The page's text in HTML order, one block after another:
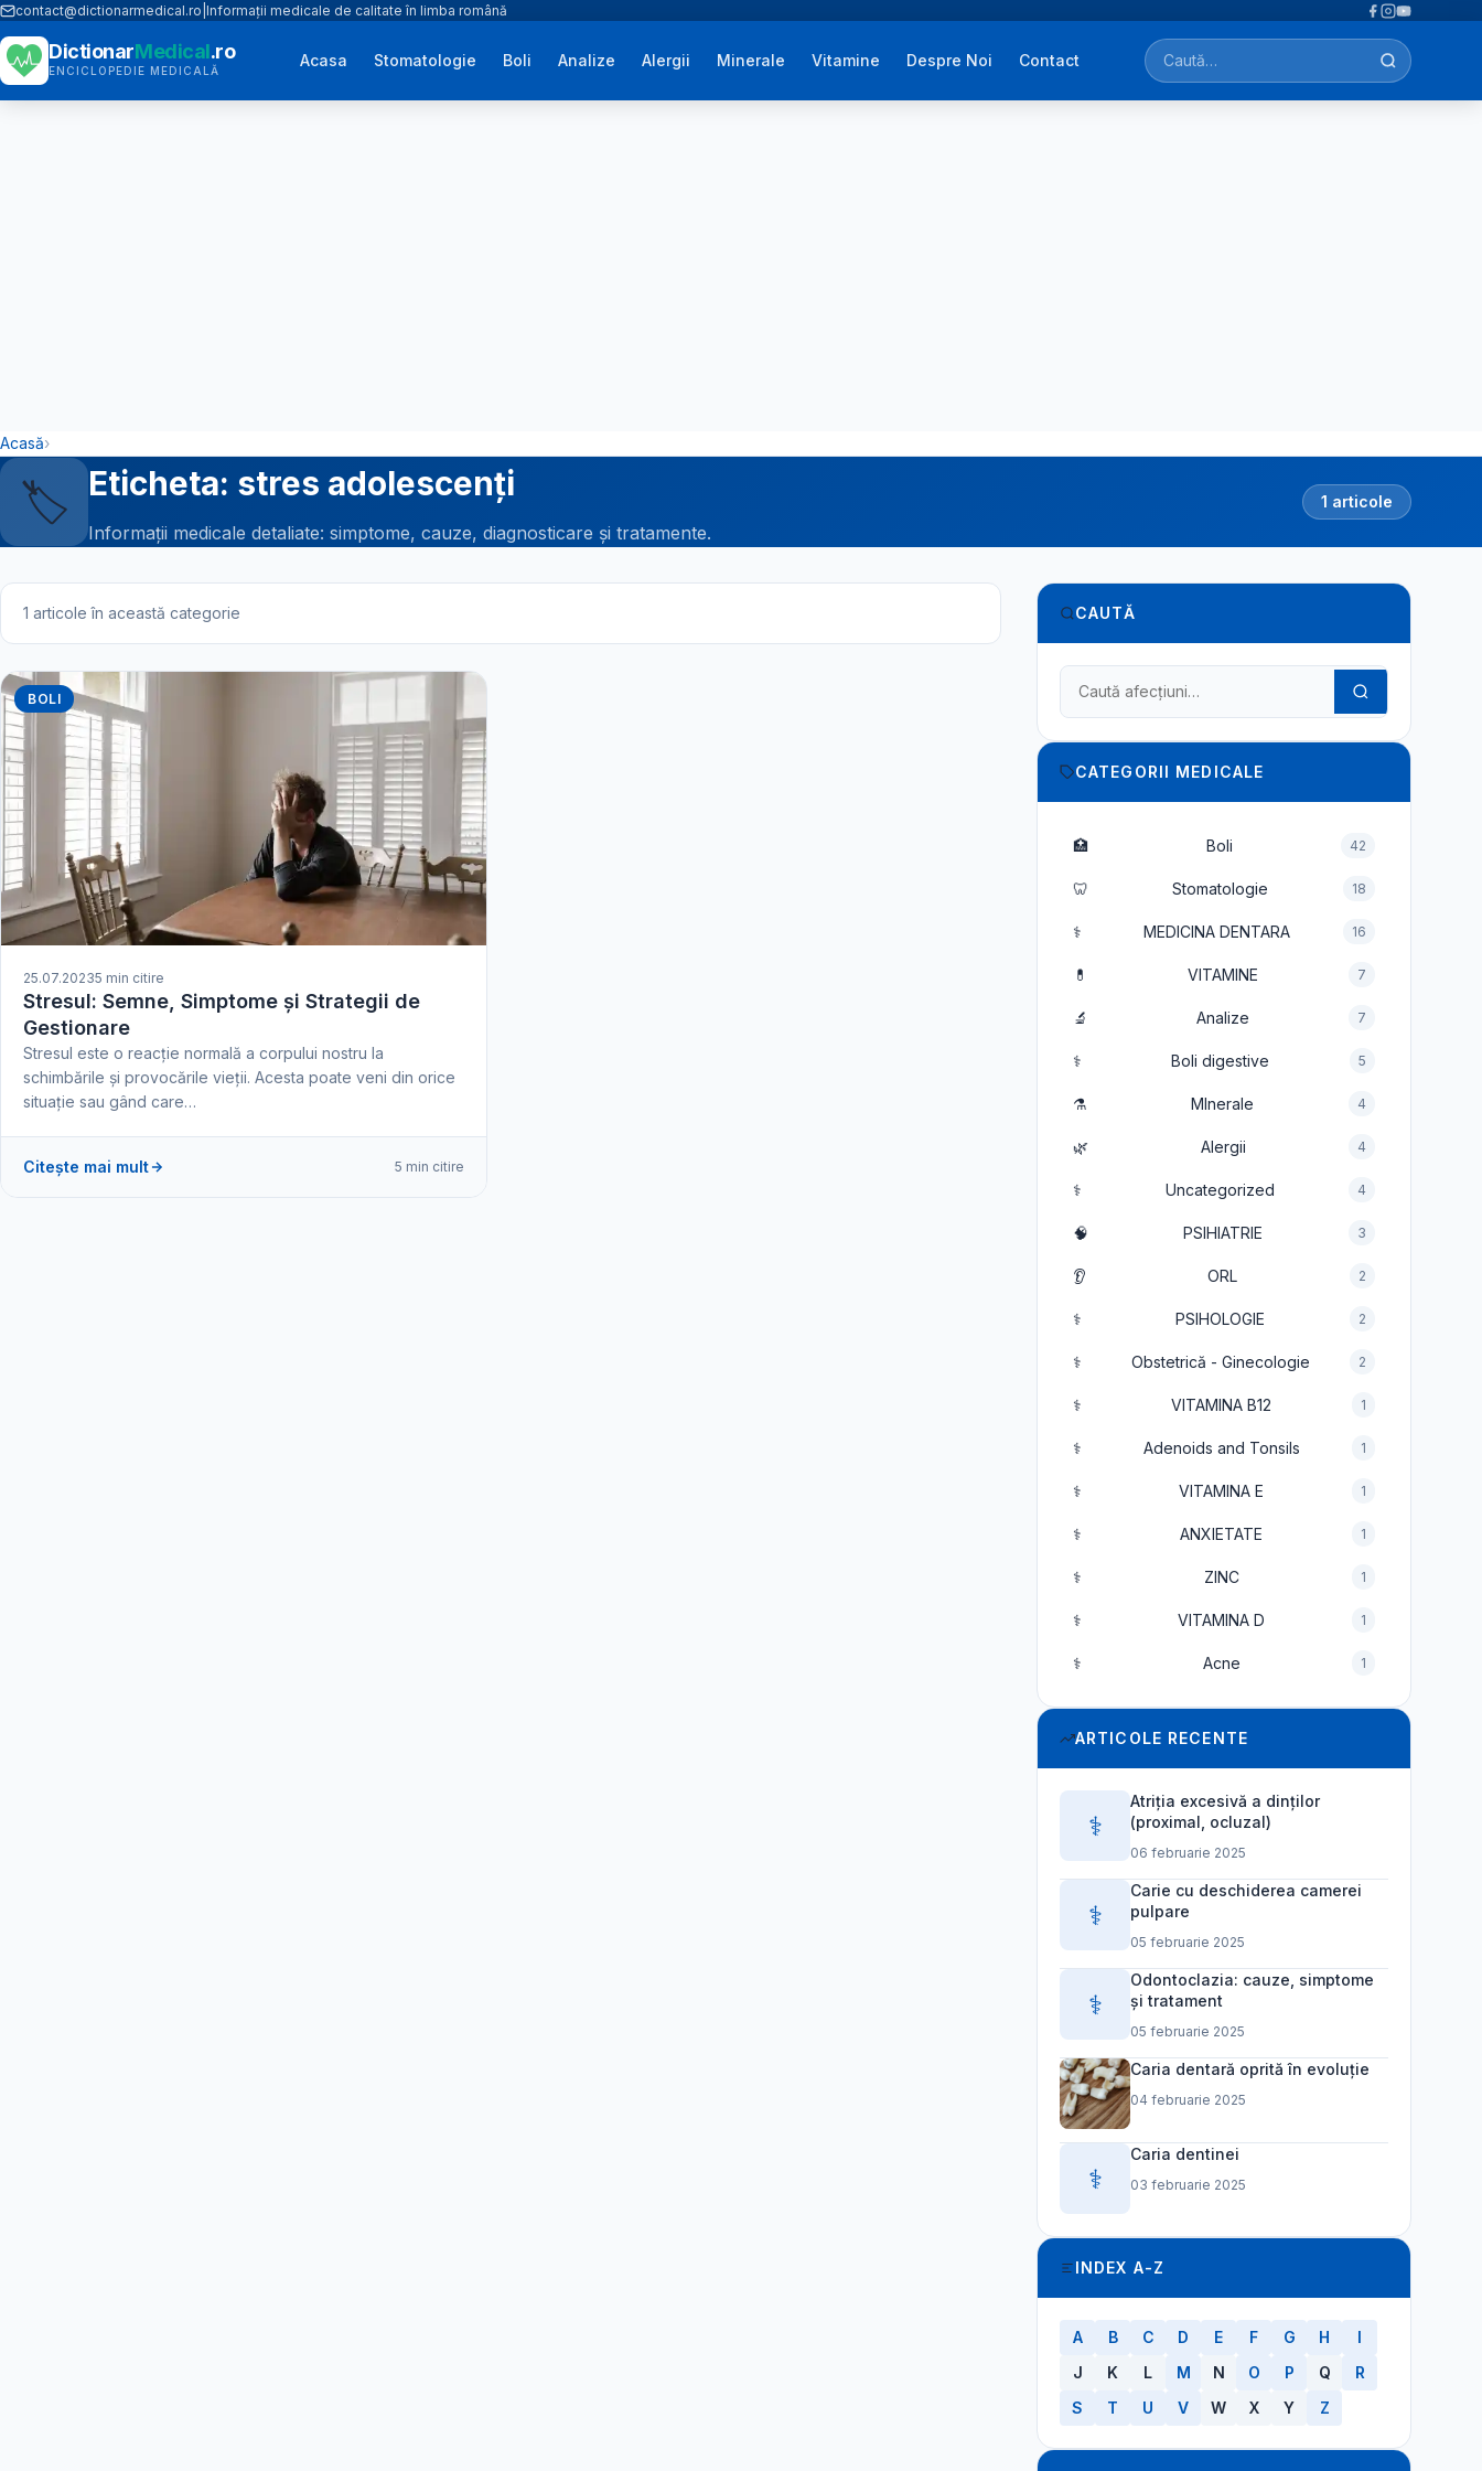
contact@dictionarmedical.ro Informații medicale de calitate în limba română
DictionarMedical.ro
ENCICLOPEDIE MEDICALĂ
Acasa Stomatologie Boli Analize Alergii Minerale Vitamine Despre Noi Contact
Caută afecțiuni, tratamente, simptome…
Acasă›
🏷️ Eticheta: stres adolescenți
Informații medicale detaliate: simptome, cauze, diagnosticare și tratamente.
1 articole
1 articole în această categorie
BOLI
25.07.20235 min citire
Stresul: Semne, Simptome și Strategii de
Gestionare
Stresul este o reacție normală a corpului nostru la
schimbările și provocările vieții. Acesta poate veni din orice
situație sau gând care…
Citește mai mult 5 min citire
CAUTĂ
Caută în dicționarul medical
CATEGORII MEDICALE
🏥 Boli 42
🦷 Stomatologie 18
⚕️ MEDICINA DENTARA 16
💊 VITAMINE 7
🔬 Analize 7
⚕️ Boli digestive 5
⚗️ MInerale 4
🌿 Alergii 4
⚕️ Uncategorized 4
🧠 PSIHIATRIE 3
👂 ORL 2
⚕️ PSIHOLOGIE 2
⚕️ Obstetrică - Ginecologie 2
⚕️ VITAMINA B12 1
⚕️ Adenoids and Tonsils 1
⚕️ VITAMINA E 1
⚕️ ANXIETATE 1
⚕️ ZINC 1
⚕️ VITAMINA D 1
⚕️ Acne 1
ARTICOLE RECENTE
⚕️
Atriția excesivă a dinților
(proximal, ocluzal)
06 februarie 2025
⚕️
Carie cu deschiderea camerei
pulpare
05 februarie 2025
⚕️
Odontoclazia: cauze, simptome
și tratament
05 februarie 2025
Caria dentară oprită în evoluție
04 februarie 2025
⚕️
Caria dentinei
03 februarie 2025
INDEX A-Z
A B C D E F G H
I
J
K L M N O P Q
R
S
T U V W X Y Z